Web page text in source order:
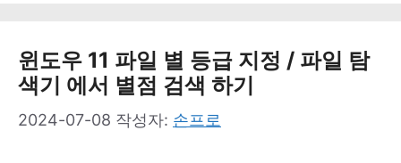
윈도우 11 파일 별 등급 지정 / 파일 탐
색기 에서 별점 검색 하기
2024-07-08 작성자: 손프로